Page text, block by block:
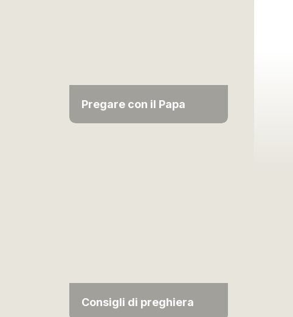
Pregare con il Papa
Consigli di preghiera